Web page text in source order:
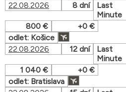
22.08.2026
8 dní
Last
Minute
800 €
+0 €
odlet: Košice
22.08.2026
12 dní
Last
Minute
1 040 €
+0 €
odlet: Bratislava